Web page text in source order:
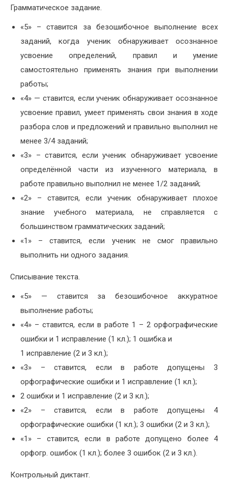
Грамматическое задание.
«5» – ставится за безошибочное выполнение всех
заданий, когда ученик обнаруживает осознанное
усвоение определений, правил и умение
самостоятельно применять знания при выполнении
работы;
«4» — ставится, если ученик обнаруживает осознанное
усвоение правил, умеет применять свои знания в ходе
разбора слов и предложений и правильно выполнил не
менее 3/4 заданий;
«3» – ставится, если ученик обнаруживает усвоение
определённой части из изученного материала, в
работе правильно выполнил не менее 1/2 заданий;
«2» – ставится, если ученик обнаруживает плохое
знание учебного материала, не справляется с
большинством грамматических заданий;
«1» – ставится, если ученик не смог правильно
выполнить ни одного задания.
Списывание текста.
«5» — ставится за безошибочное аккуратное
выполнение работы;
«4» – ставится, если в работе 1 – 2 орфографические
ошибки и 1 исправление (1 кл.); 1 ошибка и
1 исправление (2 и 3 кл.);
«3» – ставится, если в работе допущены 3
орфографические ошибки и 1 исправление (1 кл.);
2 ошибки и 1 исправление (2 и 3 кл.);
«2» – ставится, если в работе допущены 4
орфографические ошибки (1 кл.); 3 ошибки (2 и 3 кл.);
«1» – ставится, если в работе допущено более 4
орфогр. ошибок (1 кл.); более 3 ошибок (2 и 3 кл.).
Контрольный диктант.